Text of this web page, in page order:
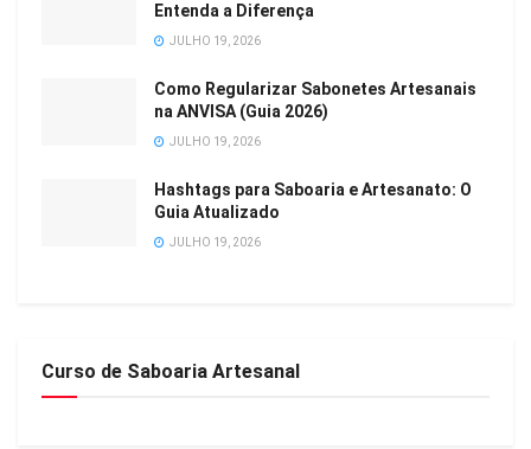
Entenda a Diferença
JULHO 19, 2026
Como Regularizar Sabonetes Artesanais
na ANVISA (Guia 2026)
JULHO 19, 2026
Hashtags para Saboaria e Artesanato: O
Guia Atualizado
JULHO 19, 2026
Curso de Saboaria Artesanal